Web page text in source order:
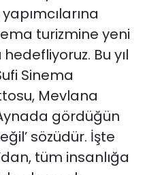
turizmine yeni
Bu yıl
Sinema
Mevlana
gördüğün
sözüdür. İşte
tüm insanlığa